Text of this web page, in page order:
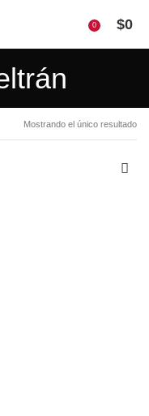
0 $0
Mostrando el único resultado